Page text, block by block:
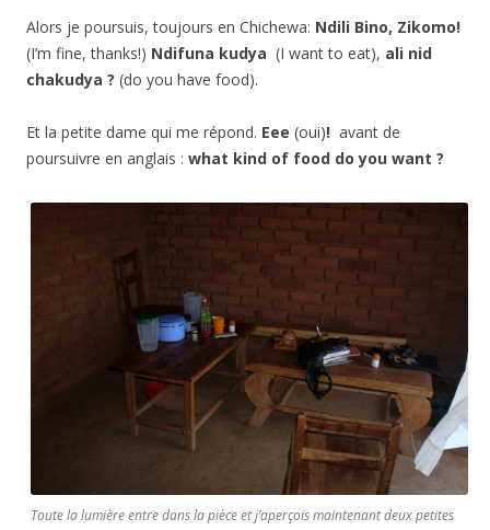
Alors je poursuis, toujours en Chichewa: Ndili Bino, Zikomo!
(I’m fine, thanks!) Ndifuna kudya (I want to eat), ali nid
chakudya ? (do you have food).
Et la petite dame qui me répond. Eee (oui)! avant de
poursuivre en anglais : what kind of food do you want ?
Toute la lumière entre dans la pièce et j’aperçois maintenant deux petites